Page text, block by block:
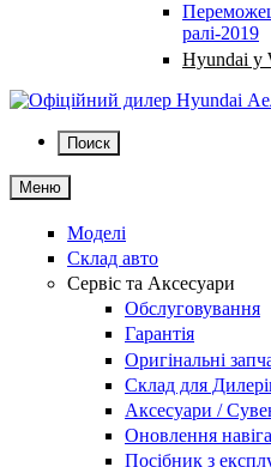
ралі-2019
Hyundai у
Поиск
Меню
Моделі
Склад авто
Сервіс та Аксесуари
Обслуговування
Гарантія
Оригінальні
Склад для
Аксесуари /
Оновлення
Посібник з